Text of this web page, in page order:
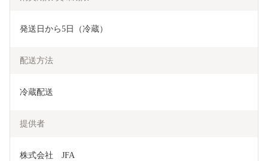
発送日から5日（冷蔵）
配送方法
冷蔵配送
提供者
株式会社　JFA